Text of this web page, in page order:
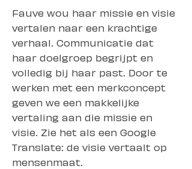
Fauve wou haar missie en visie
vertalen naar een krachtige
verhaal. Communicatie dat
haar doelgroep begrijpt en
volledig bij haar past. Door te
werken met een merkconcept
geven we een makkelijke
vertaling aan die missie en
visie. Zie het als een Google
Translate: de visie vertaalt op
mensenmaat.